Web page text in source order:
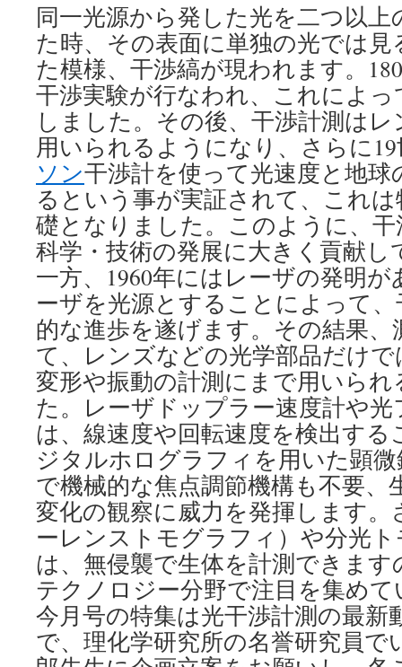
同一光源から発した光を二つ以
た時、その表面に単独の光では
た模様、干渉縞が現われます。
干渉実験が行なわれ、これによ
しました。その後、干渉計測は
用いられるようになり、さらに
ソン干渉計を使って光速度と地
るという事が実証されて、これ
礎となりました。このように、
科学・技術の発展に大きく貢献し
一方、1960年にはレーザの発明
ーザを光源とすることによって
的な進歩を遂げます。その結果、
て、レンズなどの光学部品だけ
変形や振動の計測にまで用いら
た。レーザドップラー速度計や
は、線速度や回転速度を検出す
ジタルホログラフィを用いた顕
で機械的な焦点調節機構も不要、
変化の観察に威力を発揮します。
ーレンストモグラフィ）や分光
は、無侵襲で生体を計測できま
テクノロジー分野で注目を集め
今月号の特集は光干渉計測の最新
で、理化学研究所の名誉研究員で